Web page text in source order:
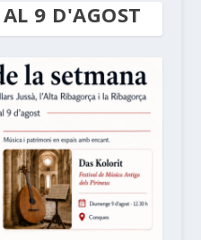
9 D'AGOST